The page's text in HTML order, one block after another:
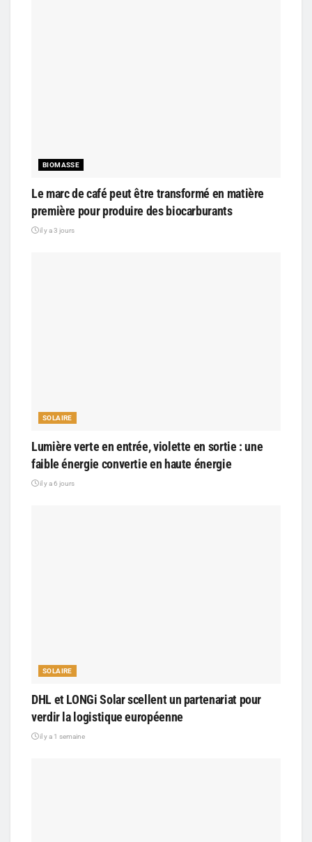
BIOMASSE
Le marc de café peut être transformé en matière
première pour produire des biocarburants
il y a 3 jours
SOLAIRE
Lumière verte en entrée, violette en sortie : une
faible énergie convertie en haute énergie
il y a 6 jours
SOLAIRE
DHL et LONGi Solar scellent un partenariat pour
verdir la logistique européenne
il y a 1 semaine